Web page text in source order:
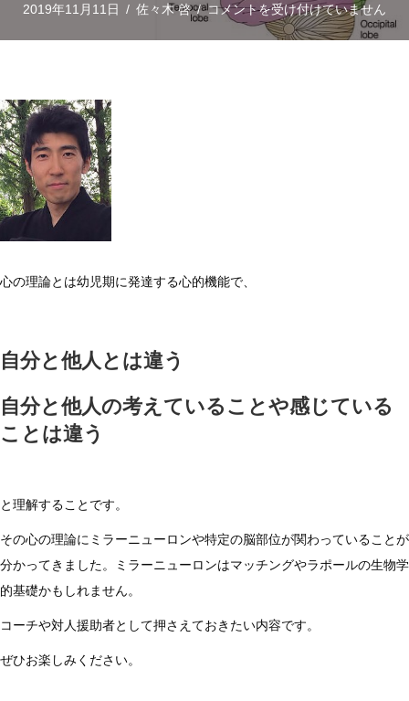
2019年11月11日 / 佐々木 啓/自
分
動
論」
公
は
コメントを受け付けていません
心の理論とは幼児期に発達する心的機能で、
自分と他人とは違う
自分と他人の考えていることや感じている
ことは違う
と理解することです。
その心の理論にミラーニューロンや特定の脳部位が関わっていることが
分かってきました。ミラーニューロンはマッチングやラポールの生物学
的基礎かもしれません。
コーチや対人援助者として押さえておきたい内容です。
ぜひお楽しみください。